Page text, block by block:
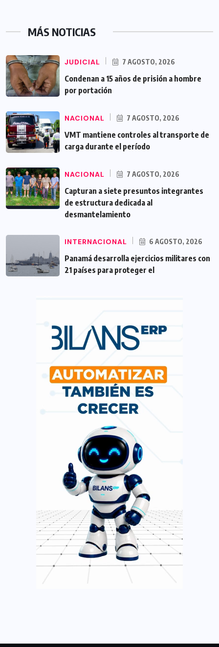
MÁS NOTICIAS
JUDICIAL 7 AGOSTO, 2026
Condenan a 15 años de prisión a hombre
por portación
NACIONAL 7 AGOSTO, 2026
VMT mantiene controles al transporte de
carga durante el período
NACIONAL 7 AGOSTO, 2026
Capturan a siete presuntos integrantes
de estructura dedicada al
desmantelamiento
INTERNACIONAL 6 AGOSTO, 2026
Panamá desarrolla ejercicios militares con
21 países para proteger el